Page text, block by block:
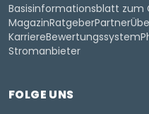
Basisinformationsblatt zum
MagazinRatgeberPartner
KarriereBewertungssystem
Stromanbieter
FOLGE UNS